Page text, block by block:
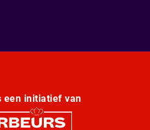
een initiatief van